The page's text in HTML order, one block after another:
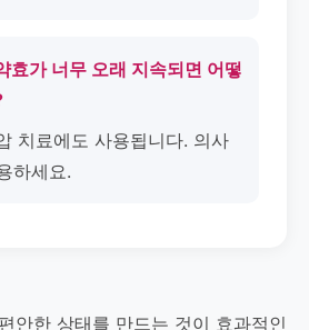
효가 너무 오래 지속되면 어떻
치료에도 사용됩니다. 의사
하세요.
안한 상태를 만드는 것이 효과적인